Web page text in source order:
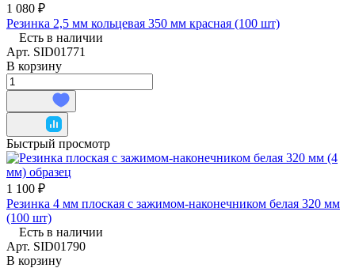
1 080 ₽
Резинка 2,5 мм кольцевая 350 мм красная (100 шт)
Есть в наличии
Арт. SID01771
В корзину
Быстрый просмотр
1 100 ₽
Резинка 4 мм плоская с зажимом-наконечником белая 320 мм
(100 шт)
Есть в наличии
Арт. SID01790
В корзину